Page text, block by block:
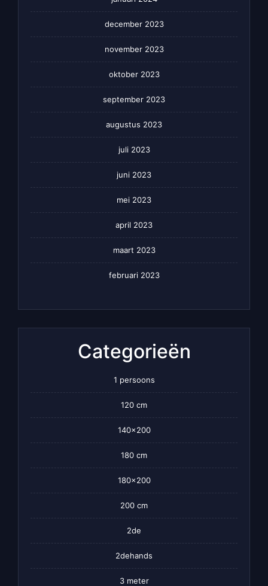
december 2023
november 2023
oktober 2023
september 2023
augustus 2023
juli 2023
juni 2023
mei 2023
april 2023
maart 2023
februari 2023
Categorieën
1 persoons
120 cm
140×200
180 cm
180×200
200 cm
2de
2dehands
3 meter